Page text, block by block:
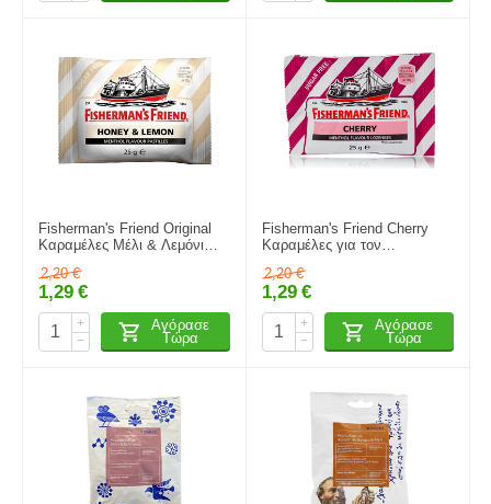
Fisherman's Friend Original
Καραμέλες Μέλι & Λεμόνι
2,20 €
1,29 €
+
−
Αγόρασε
Τώρα
Fisherman's Friend Cherry
Καραμέλες για τον
25gr
2,20 €
1,29 €
+
−
Αγόρασε
Τώρα